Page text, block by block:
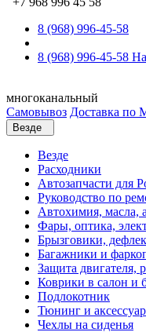
8 (968) 996-45-58
8 (968) 996-45-58
многоканальный
Самовывоз Доставка по
Везде
Везде
Расходники
Автозапчасти для
Руководство по
Автохимия, масла,
Фары, оптика,
Брызговики,
Багажники и
Защита двигателя,
Коврики в салон и
Подлокотник
Тюнинг и
Чехлы на сиденья